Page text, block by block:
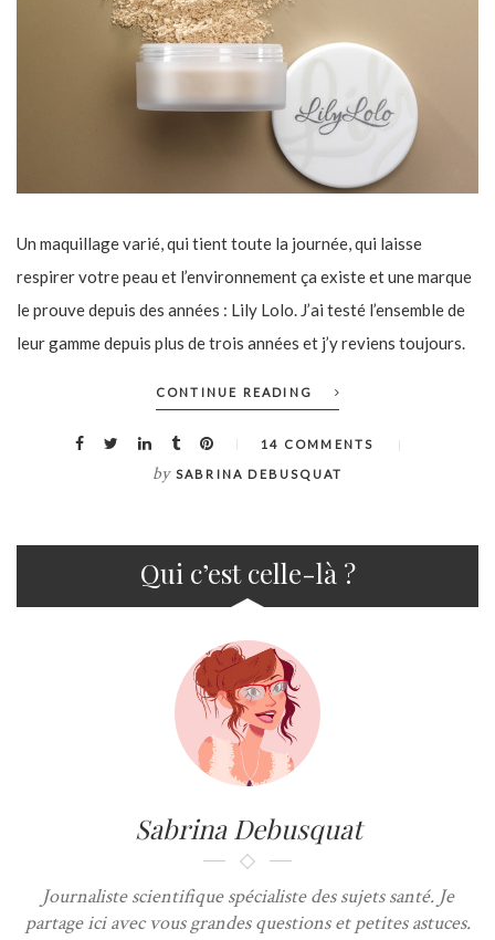
Un maquillage varié, qui tient toute la journée, qui laisse
respirer votre peau et l’environnement ça existe et une marque
le prouve depuis des années : Lily Lolo. J’ai testé l’ensemble de
leur gamme depuis plus de trois années et j’y reviens toujours.
CONTINUE READING
14 COMMENTS
by SABRINA DEBUSQUAT
Qui c’est celle-là ?
Sabrina Debusquat
Journaliste scientifique spécialiste des sujets santé. Je
partage ici avec vous grandes questions et petites astuces.